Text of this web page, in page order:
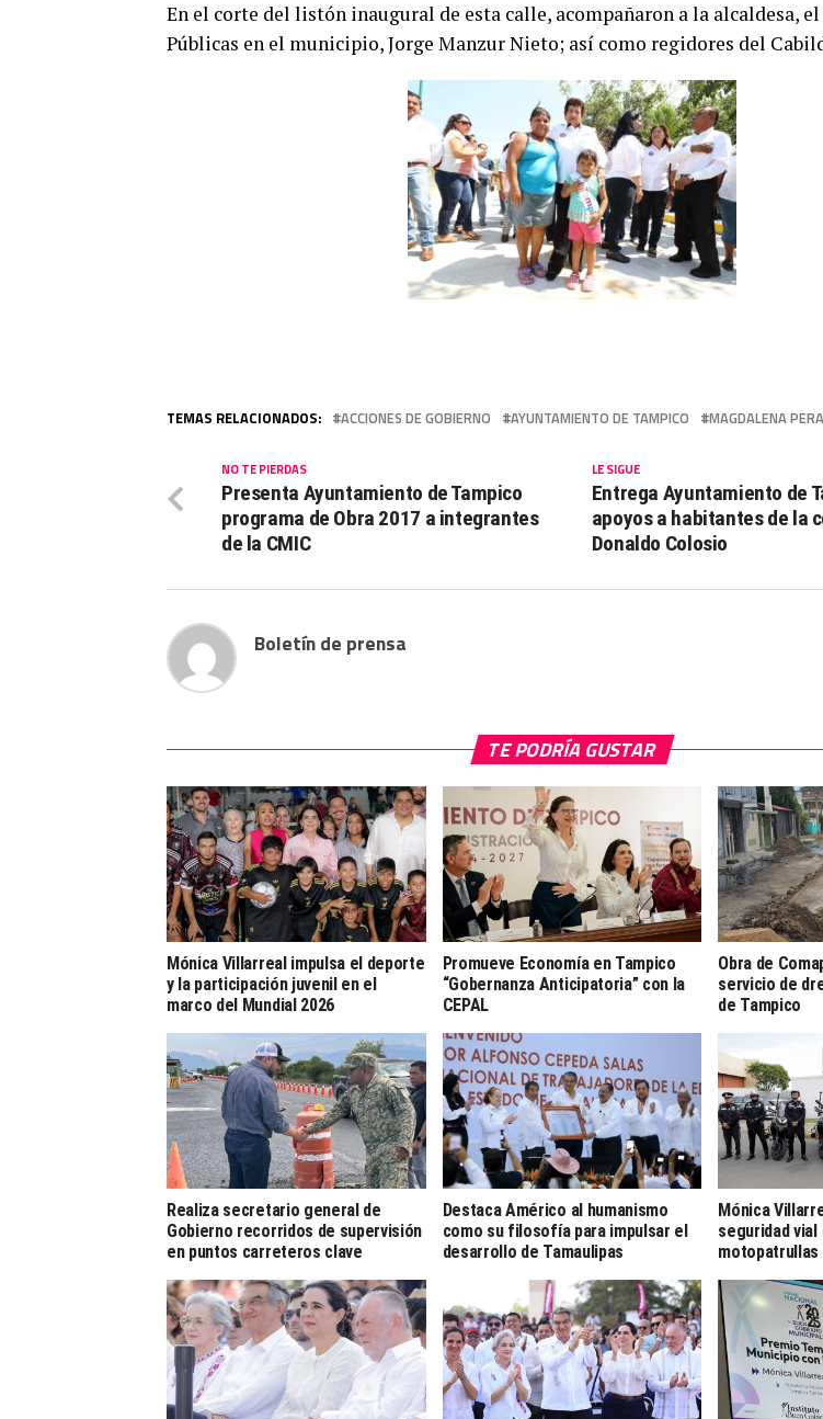
En el corte del listón inaugural de esta calle, acompañaron a la alcaldesa,
Públicas en el municipio, Jorge Manzur Nieto; así como regidores del
TEMAS RELACIONADOS: ACCIONES DE GOBIERNO AYUNTAMIENTO DE TAMPICO MAGDALENA
LE SIGUE
Entrega Ayuntamiento de
apoyos a habitantes de la
Donaldo Colosio
NO TE PIERDAS
Presenta Ayuntamiento de Tampico
programa de Obra 2017 a integrantes
de la CMIC
Boletín de prensa
TE PODRÍA GUSTAR
Mónica Villarreal impulsa el deporte
y la participación juvenil en el
marco del Mundial 2026
Promueve Economía en Tampico
“Gobernanza Anticipatoria” con la
CEPAL
Obra de
servicio de
de Tampico
Realiza secretario general de
Gobierno recorridos de supervisión
en puntos carreteros clave
Destaca Américo al humanismo
como su filosofía para impulsar el
desarrollo de Tamaulipas
Mónica
seguridad vial
motopatrullas